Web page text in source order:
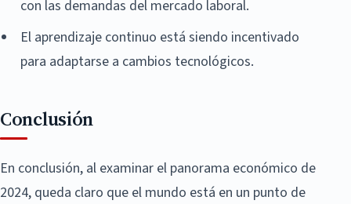
con las demandas del mercado laboral.
El aprendizaje continuo está siendo incentivado
para adaptarse a cambios tecnológicos.
Conclusión
En conclusión, al examinar el panorama económico de
2024, queda claro que el mundo está en un punto de